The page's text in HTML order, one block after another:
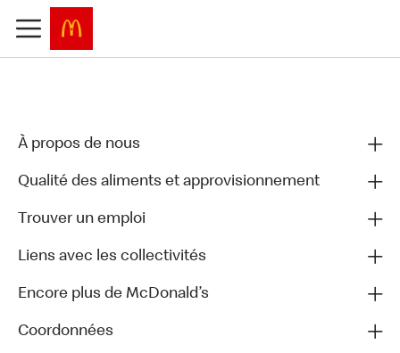
À propos de nous
Qualité des aliments et approvisionnement
Trouver un emploi
Liens avec les collectivités
Encore plus de McDonald’s
Coordonnées